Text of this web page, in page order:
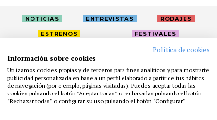
NOTICIAS ENTREVISTAS RODAJES
ESTRENOS FESTIVALES
PRENSA
FUNDACIÓN RESIDENCIAS
AYUDAS
BIBLIOTECA
PUBLICACIONES
CONTACTO
Política de cookies
Información sobre cookies
Utilizamos cookies propias y de terceros para fines analíticos y para mostrarte
publicidad personalizada en base a un perfil elaborado a partir de tus hábitos
de navegación (por ejemplo, páginas visitadas). Puedes aceptar todas las
cookies pulsando el botón "Aceptar todas" o rechazarlas pulsando el botón
"Rechazar todas" o configurar su uso pulsando el botón "Configurar"